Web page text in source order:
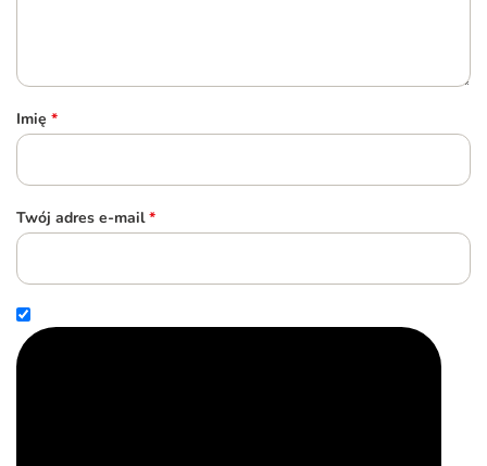
Imię *
Twój adres e-mail *